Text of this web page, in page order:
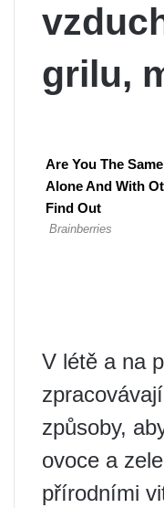
grilu,
V létě a na
způsoby,
ovoce a
přírodními